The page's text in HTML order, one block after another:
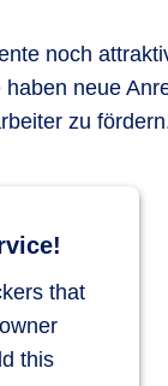
noch
neue
zu
that
this